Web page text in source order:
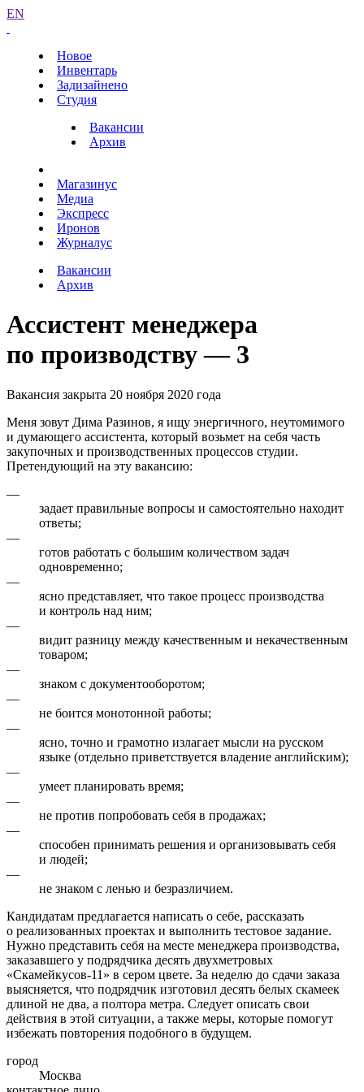
EN
Новое
Инвентарь
Задизайнено
Студия
Вакансии
Архив
Магазинус
Медиа
Экспресс
Иронов
Журналус
Вакансии
Архив
Ассистент менеджера
по производству — 3
Вакансия закрыта 20 ноября 2020 года
Меня зовут Дима Разинов, я ищу энергичного, неутомимого
и думающего ассистента, который возьмет на себя часть
закупочных и производственных процессов студии.
Претендующий на эту вакансию:
—
задает правильные вопросы и самостоятельно находит
ответы;
—
готов работать с большим количеством задач
одновременно;
—
ясно представляет, что такое процесс производства
и контроль над ним;
—
видит разницу между качественным и некачественным
товаром;
—
знаком с документооборотом;
—
не боится монотонной работы;
—
ясно, точно и грамотно излагает мысли на русском
языке (отдельно приветствуется владение английским);
—
умеет планировать время;
—
не против попробовать себя в продажах;
—
способен принимать решения и организовывать себя
и людей;
—
не знаком с ленью и безразличием.
Кандидатам предлагается написать о себе, рассказать
о реализованных проектах и выполнить тестовое задание.
Нужно представить себя на месте менеджера производства,
заказавшего у подрядчика десять двухметровых
«Скамейкусов-11» в сером цвете. За неделю до сдачи заказа
выясняется, что подрядчик изготовил десять белых скамеек
длиной не два, а полтора метра. Следует описать свои
действия в этой ситуации, а также меры, которые помогут
избежать повторения подобного в будущем.
город
Москва